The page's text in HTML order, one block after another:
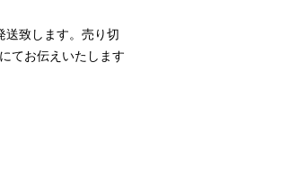
送致します。売り切
てお伝えいたします